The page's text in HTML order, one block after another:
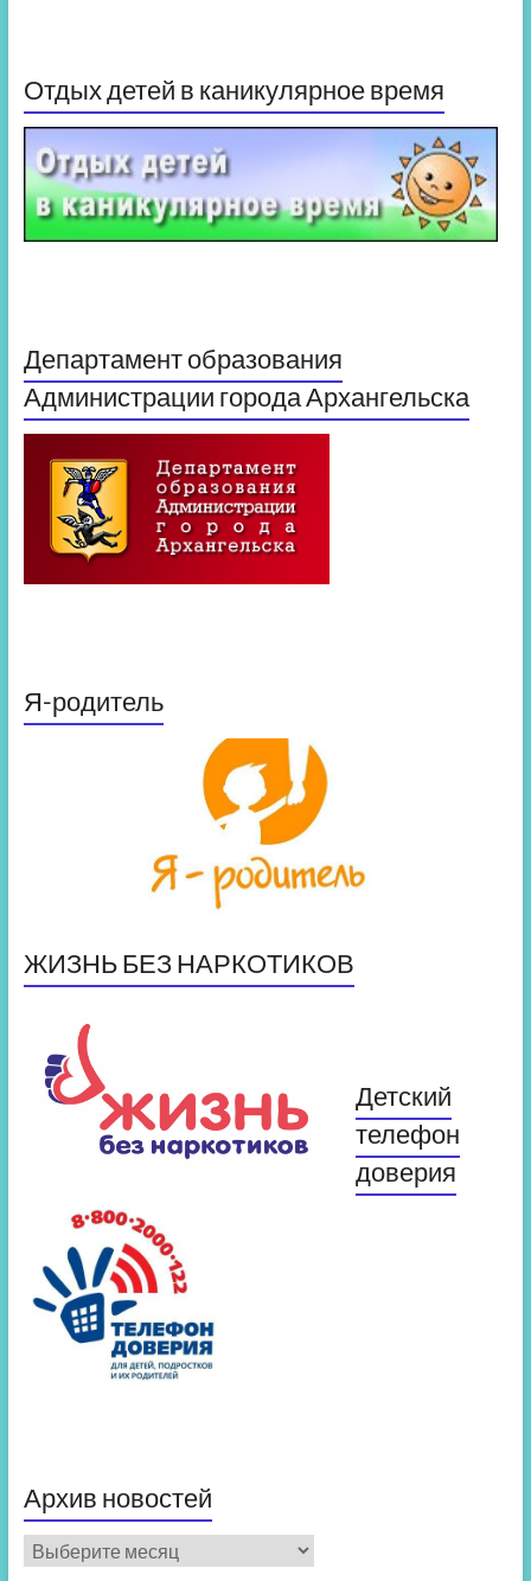
Отдых детей в каникулярное время
Департамент образования
Администрации города Архангельска
Я-родитель
ЖИЗНЬ БЕЗ НАРКОТИКОВ
Детский
телефон
доверия
Архив новостей
Архив
новостей